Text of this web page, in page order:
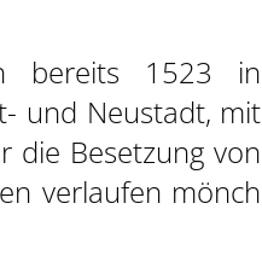
bereits 1523 in
und Neustadt, mit
die Besetzung von
verlaufen mönch